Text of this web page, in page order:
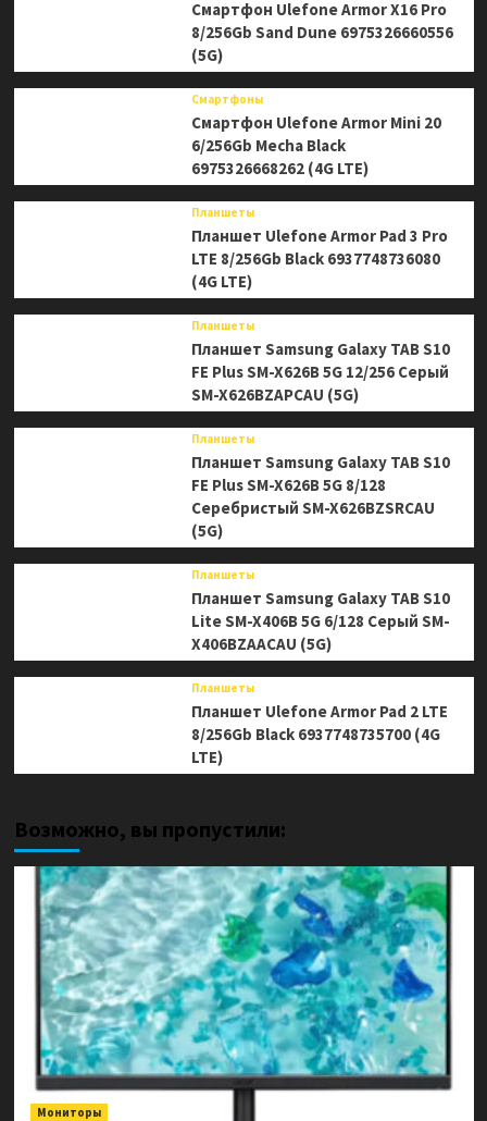
Смартфон Ulefone Armor X16 Pro
8/256Gb Sand Dune 6975326660556
(5G)
Смартфоны
Смартфон Ulefone Armor Mini 20
6/256Gb Mecha Black
6975326668262 (4G LTE)
Планшеты
Планшет Ulefone Armor Pad 3 Pro
LTE 8/256Gb Black 6937748736080
(4G LTE)
Планшеты
Планшет Samsung Galaxy TAB S10
FE Plus SM-X626B 5G 12/256 Серый
SM-X626BZAPCAU (5G)
Планшеты
Планшет Samsung Galaxy TAB S10
FE Plus SM-X626B 5G 8/128
Серебристый SM-X626BZSRCAU
(5G)
Планшеты
Планшет Samsung Galaxy TAB S10
Lite SM-X406B 5G 6/128 Серый SM-
X406BZAACAU (5G)
Планшеты
Планшет Ulefone Armor Pad 2 LTE
8/256Gb Black 6937748735700 (4G
LTE)
Возможно, вы пропустили:
Мониторы